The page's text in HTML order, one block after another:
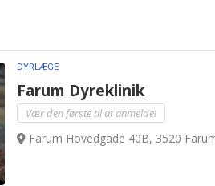
DYRLÆGE
Farum Dyreklinik
Vær den første til at anmelde!
Farum Hovedgade 40B, 3520